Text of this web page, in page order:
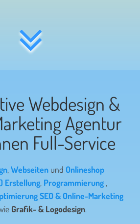
Webdesign &
Agentur
Full-Service
, Webseitenund Onlineshop
Erstellung, Programmierung ,
SEO & Online-Marketing
Grafik- & Logodesign.